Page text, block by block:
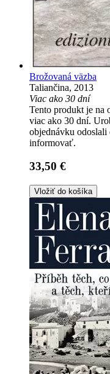
Brožovaná väzba
Taliančina, 2013
Viac ako 30 dní
Tento produkt je na
viac ako 30 dní.
objednávku odoslali
informovať.
33,50 €
Vložiť do košíka